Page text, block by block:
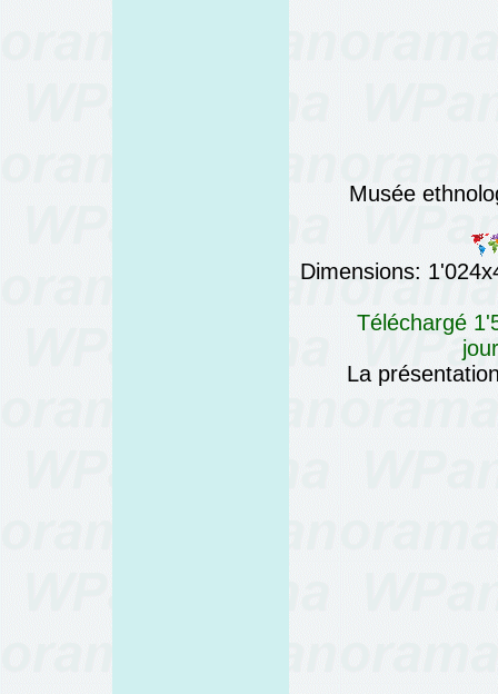
Musée
Dimensions:
Téléchargé
La